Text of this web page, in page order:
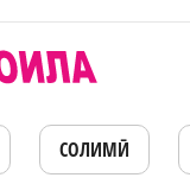
СОЛИМӢ